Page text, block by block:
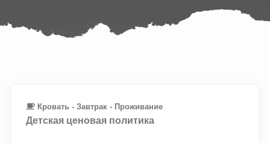
Кровать - Завтрак - Проживание
Детская ценовая политика